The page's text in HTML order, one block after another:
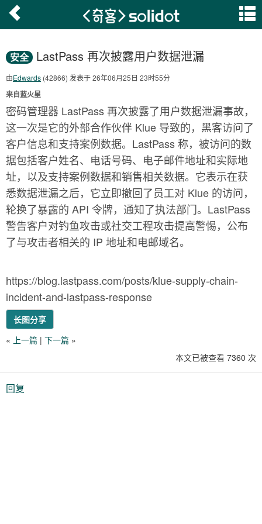
安全 LastPass 再次披露用户数据泄漏
由Edwards (42866) 发表于 26年06月25日 23时55分
来自蓝火星
密码管理器 LastPass 再次披露了用户数据泄漏事故，
这一次是它的外部合作伙伴 Klue 导致的，黑客访问了
客户信息和支持案例数据。LastPass 称，被访问的数
据包括客户姓名、电话号码、电子邮件地址和实际地
址，以及支持案例数据和销售相关数据。它表示在获
悉数据泄漏之后，它立即撤回了员工对 Klue 的访问，
轮换了暴露的 API 令牌，通知了执法部门。LastPass
警告客户对钓鱼攻击或社交工程攻击提高警惕，公布
了与攻击者相关的 IP 地址和电邮域名。
https://blog.lastpass.com/posts/klue-supply-chain-
incident-and-lastpass-response
长图分享
« 上一篇 | 下一篇 »
本文已被查看 7360 次
回复